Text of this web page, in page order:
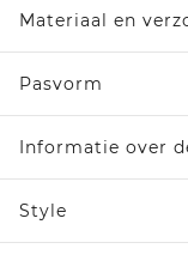
Materiaal en
Pasvorm
Informatie over
Style